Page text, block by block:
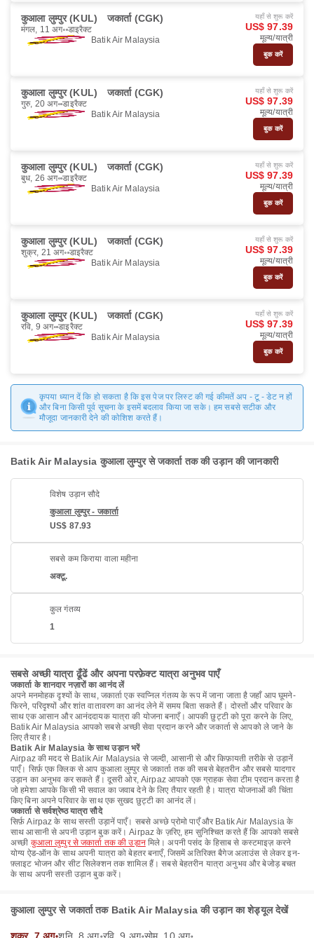
कुआला लुम्पुर (KUL) जकार्ता (CGK)
मंगल, 11 अग॰ डाइरैक्ट
Batik Air Malaysia
यहाँ से शुरू करें
US$ 97.39
मूल्य/यात्री
बुक करें
कुआला लुम्पुर (KUL) जकार्ता (CGK)
गुरु, 20 अग॰ डाइरैक्ट
Batik Air Malaysia
यहाँ से शुरू करें
US$ 97.39
मूल्य/यात्री
बुक करें
कुआला लुम्पुर (KUL) जकार्ता (CGK)
बुध, 26 अग॰ डाइरैक्ट
Batik Air Malaysia
यहाँ से शुरू करें
US$ 97.39
मूल्य/यात्री
बुक करें
कुआला लुम्पुर (KUL) जकार्ता (CGK)
शुक्र, 21 अग॰ डाइरैक्ट
Batik Air Malaysia
यहाँ से शुरू करें
US$ 97.39
मूल्य/यात्री
बुक करें
कुआला लुम्पुर (KUL) जकार्ता (CGK)
रवि, 9 अग॰ डाइरैक्ट
Batik Air Malaysia
यहाँ से शुरू करें
US$ 97.39
मूल्य/यात्री
बुक करें
कृपया ध्यान दें कि हो सकता है कि इस पेज पर लिस्ट की गई कीमतें अप - टू - डेट न हों
और बिना किसी पूर्व सूचना के इसमें बदलाव किया जा सके। हम सबसे सटीक और
मौजूदा जानकारी देने की कोशिश करते हैं।
Batik Air Malaysia कुआला लुम्पुर से जकार्ता तक की उड़ान की जानकारी
विशेष उड़ान सौदे
कुआला लुम्पुर - जकार्ता
US$ 87.93
सबसे कम किराया वाला महीना
अक्टू.
कुल गंतव्य
1
सबसे अच्छी यात्रा ढूँढें और अपना परफ़ेक्ट यात्रा अनुभव पाएँ
जकार्ता के शानदार नज़ारों का आनंद लें
अपने मनमोहक दृश्यों के साथ, जकार्ता एक स्वप्निल गंतव्य के रूप में जाना जाता है जहाँ आप घूमने-
फिरने, परिदृश्यों और शांत वातावरण का आनंद लेने में समय बिता सकते हैं। दोस्तों और परिवार के
साथ एक आसान और आनंददायक यात्रा की योजना बनाएँ। आपकी छुट्टी को पूरा करने के लिए,
Batik Air Malaysia आपको सबसे अच्छी सेवा प्रदान करने और जकार्ता से आपको ले जाने के
लिए तैयार है।
Batik Air Malaysia के साथ उड़ान भरें
Airpaz की मदद से Batik Air Malaysia से जल्दी, आसानी से और किफ़ायती तरीके से उड़ानें
पाएँ। सिर्फ़ एक क्लिक से आप कुआला लुम्पुर से जकार्ता तक की सबसे बेहतरीन और सबसे यादगार
उड़ान का अनुभव कर सकते हैं। दूसरी ओर, Airpaz आपको एक ग्राहक सेवा टीम प्रदान करता है
जो हमेशा आपके किसी भी सवाल का जवाब देने के लिए तैयार रहती है। यात्रा योजनाओं की चिंता
किए बिना अपने परिवार के साथ एक सुखद छुट्टी का आनंद लें।
जकार्ता से सर्वश्रेष्ठ यात्रा सौदे
सिर्फ़ Airpaz के साथ सस्ती उड़ानें पाएँ। सबसे अच्छे प्रोमो पाएँ और Batik Air Malaysia के
साथ आसानी से अपनी उड़ान बुक करें। Airpaz के ज़रिए, हम सुनिश्चित करते हैं कि आपको सबसे
अच्छी कुआला लुम्पुर से जकार्ता तक की उड़ानमिले। अपनी पसंद के हिसाब से कस्टमाइज़ करने
योग्य ऐड-ऑन के साथ अपनी यात्रा को बेहतर बनाएँ, जिसमें अतिरिक्त बैगेज अलाउंस से लेकर इन-
फ़्लाइट भोजन और सीट सिलेक्शन तक शामिल हैं। सबसे बेहतरीन यात्रा अनुभव और बेजोड़ बचत
के साथ अपनी सस्ती उड़ान बुक करें।
कुआला लुम्पुर से जकार्ता तक Batik Air Malaysia की उड़ान का शेड्यूल देखें